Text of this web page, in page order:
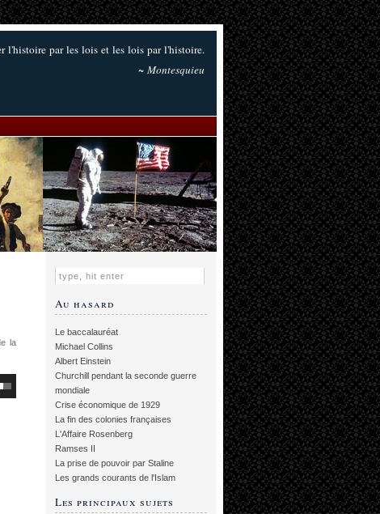
l'histoire par les lois et les lois par l'histoire.
~ Montesquieu
la
Au hasard
Le baccalauréat
Michael Collins
Albert Einstein
Churchill pendant la seconde guerre
mondiale
Crise économique de 1929
La fin des colonies françaises
L'Affaire Rosenberg
Ramses II
La prise de pouvoir par Staline
Les grands courants de l'Islam
Les principaux sujets